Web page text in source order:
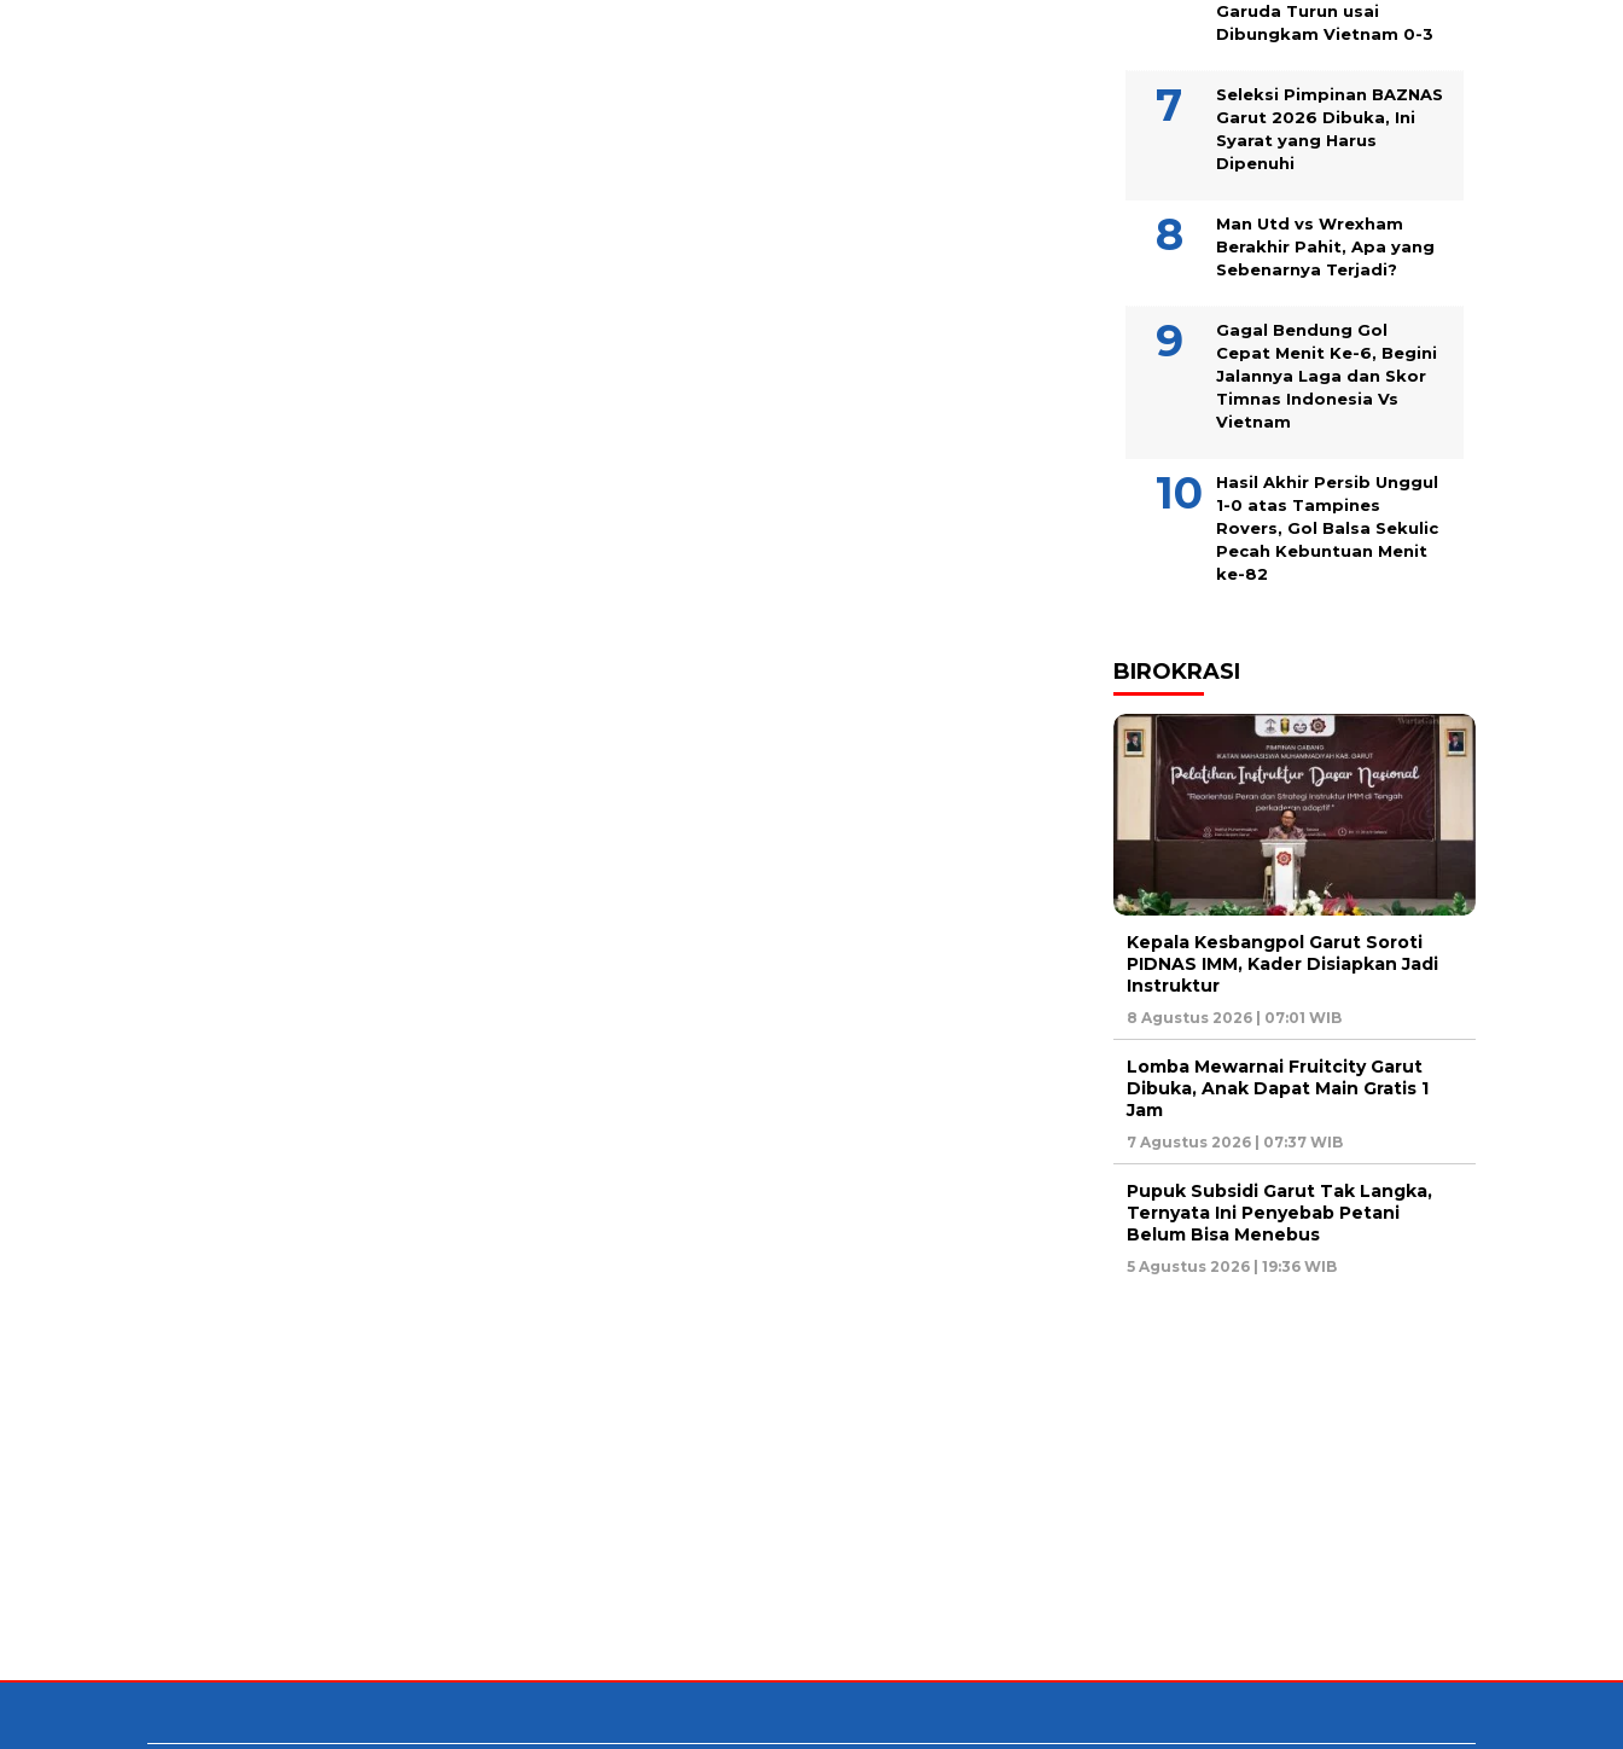
Garuda Turun usai
Dibungkam Vietnam 0-3
Seleksi Pimpinan BAZNAS
Garut 2026 Dibuka, Ini
Syarat yang Harus
Dipenuhi
Man Utd vs Wrexham
Berakhir Pahit, Apa yang
Sebenarnya Terjadi?
Gagal Bendung Gol
Cepat Menit Ke-6, Begini
Jalannya Laga dan Skor
Timnas Indonesia Vs
Vietnam
Hasil Akhir Persib Unggul
1-0 atas Tampines
Rovers, Gol Balsa Sekulic
Pecah Kebuntuan Menit
ke-82
BIROKRASI
Kepala Kesbangpol Garut Soroti
PIDNAS IMM, Kader Disiapkan Jadi
Instruktur
8 Agustus 2026 | 07:01 WIB
Lomba Mewarnai Fruitcity Garut
Dibuka, Anak Dapat Main Gratis 1
Jam
7 Agustus 2026 | 07:37 WIB
Pupuk Subsidi Garut Tak Langka,
Ternyata Ini Penyebab Petani
Belum Bisa Menebus
5 Agustus 2026 | 19:36 WIB